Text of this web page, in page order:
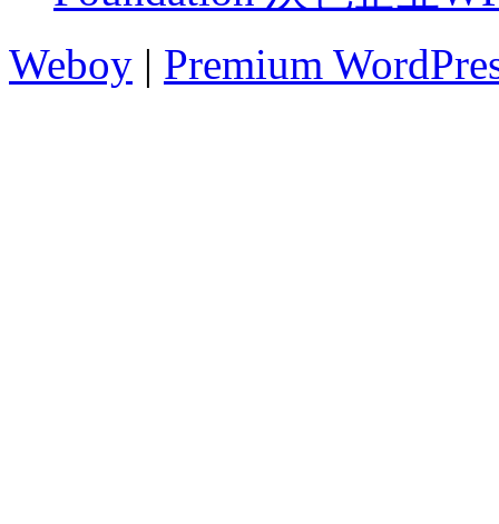
Weboy | Premium